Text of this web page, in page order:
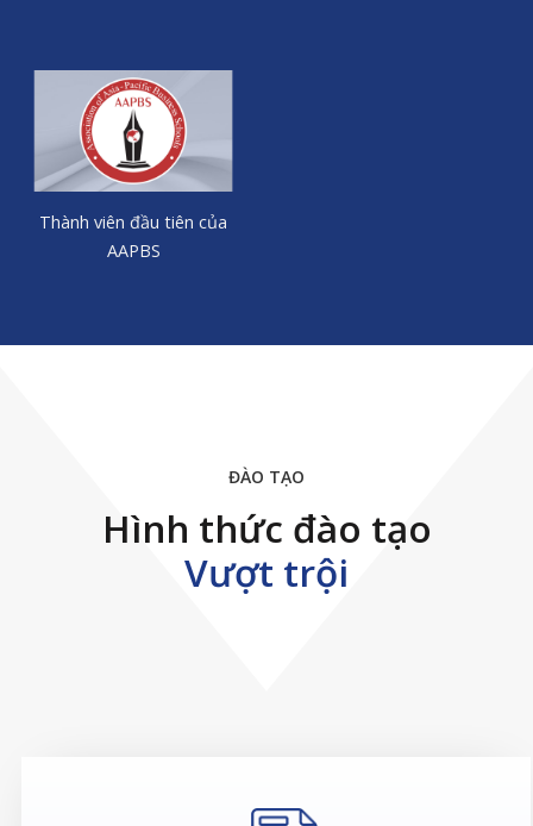
Thành viên đầu tiên của
AAPBS
ĐÀO TẠO
Hình thức đào tạo
Vượt trội